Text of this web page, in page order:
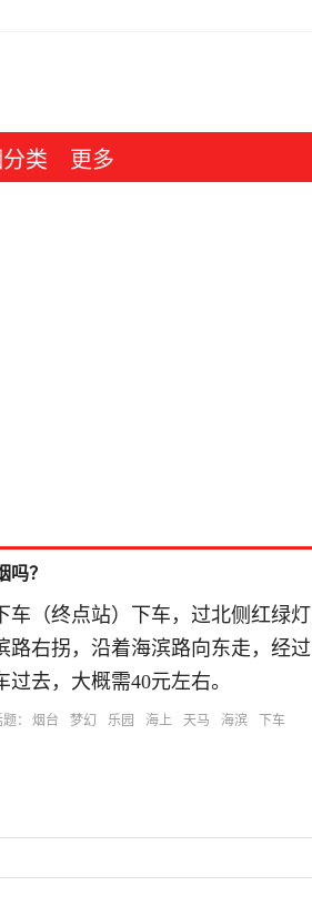
类 更多
？
（终点站）下车，过北侧红绿灯
路右拐，沿着海滨路向东走，经过
去，大概需40元左右。
题： 烟台 梦幻 乐园 海上 天马 海滨 下车